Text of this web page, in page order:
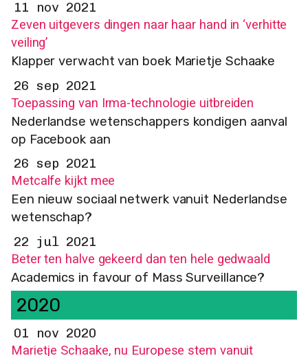
11 nov 2021
Zeven uitgevers dingen naar haar hand in ‘verhitte
veiling’
Klapper verwacht van boek Marietje Schaake
26 sep 2021
Toepassing van Irma-technologie uitbreiden
Nederlandse wetenschappers kondigen aanval
op Facebook aan
26 sep 2021
Metcalfe kijkt mee
Een nieuw sociaal netwerk vanuit Nederlandse
wetenschap?
22 jul 2021
Beter ten halve gekeerd dan ten hele gedwaald
Academics in favour of Mass Surveillance?
2020
01 nov 2020
Marietje Schaake, nu Europese stem vanuit